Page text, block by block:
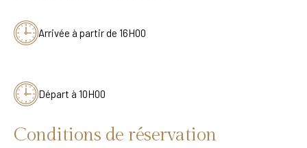
Arrivée à partir de 16H00
Départ à 10H00
Conditions de réservation